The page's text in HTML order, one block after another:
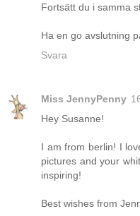
Fortsätt du i samma
Ha en go avslutning
Svara
Miss JennyPenny
Hey Susanne!
I am from berlin! I
pictures and your
inspiring!
Best wishes from